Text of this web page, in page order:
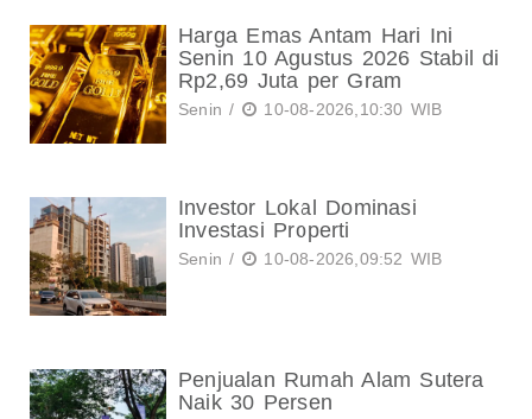
Harga Emas Antam Hari Ini
Senin 10 Agustus 2026 Stabil di
Rp2,69 Juta per Gram
Senin / 10-08-2026,10:30 WIB
Investor Lokal Dominasi
Investasi Properti
Senin / 10-08-2026,09:52 WIB
Penjualan Rumah Alam Sutera
Naik 30 Persen